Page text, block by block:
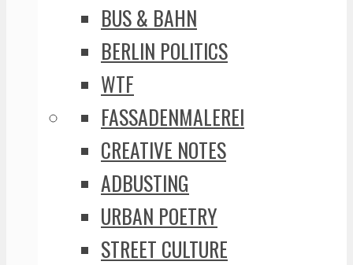
BUS & BAHN
BERLIN POLITICS
WTF
FASSADENMALEREI
CREATIVE NOTES
ADBUSTING
URBAN POETRY
STREET CULTURE